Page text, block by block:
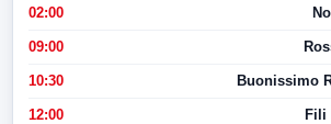
02:00
09:00
10:30 Buonissimo
12:00 Fili